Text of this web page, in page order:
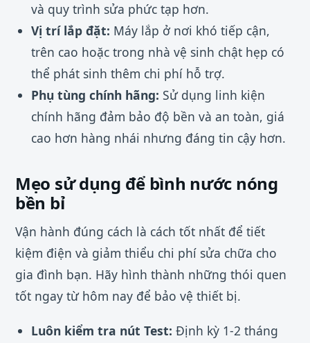
và quy trình sửa phức tạp hơn.
Vị trí lắp đặt: Máy lắp ở nơi khó tiếp cận,
trên cao hoặc trong nhà vệ sinh chật hẹp có
thể phát sinh thêm chi phí hỗ trợ.
Phụ tùng chính hãng: Sử dụng linh kiện
chính hãng đảm bảo độ bền và an toàn, giá
cao hơn hàng nhái nhưng đáng tin cậy hơn.
Mẹo sử dụng để bình nước nóng
bền bỉ
Vận hành đúng cách là cách tốt nhất để tiết
kiệm điện và giảm thiểu chi phí sửa chữa cho
gia đình bạn. Hãy hình thành những thói quen
tốt ngay từ hôm nay để bảo vệ thiết bị.
Luôn kiểm tra nút Test: Định kỳ 1-2 tháng